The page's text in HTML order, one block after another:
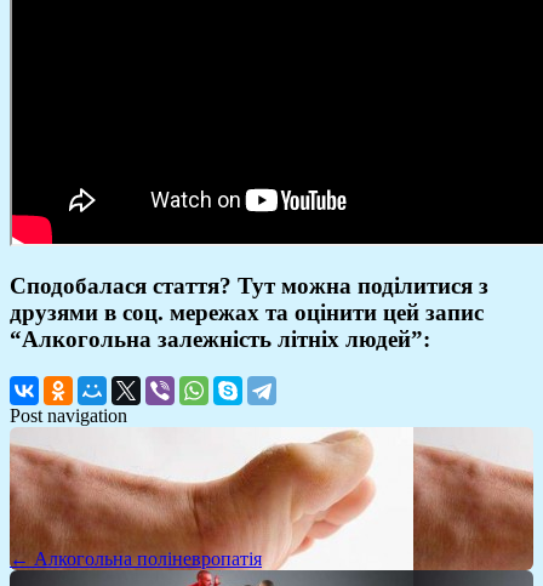
Сподобалася стаття? Тут можна поділитися з
друзями в соц. мережах та оцінити цей запис
“Алкогольна залежність літніх людей”:
Post navigation
← Алкогольна поліневропатія